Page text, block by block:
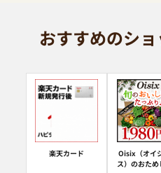
おすすめのシ
楽天カード
Oisix（オイ
ス）のおため